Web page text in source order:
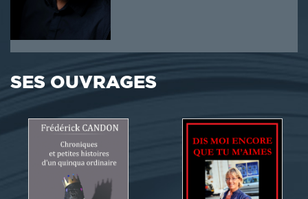
SES OUVRAGES